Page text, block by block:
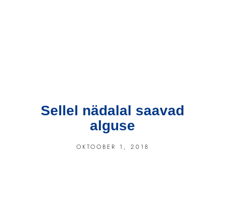
Sellel nädalal saavad
alguse
OKTOOBER 1, 2018